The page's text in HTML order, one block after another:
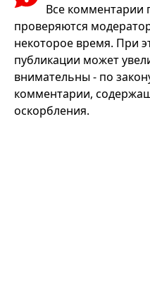
Все комментарии
проверяются
некоторое время. При
публикации может
внимательны - по
комментарии,
оскорбления.